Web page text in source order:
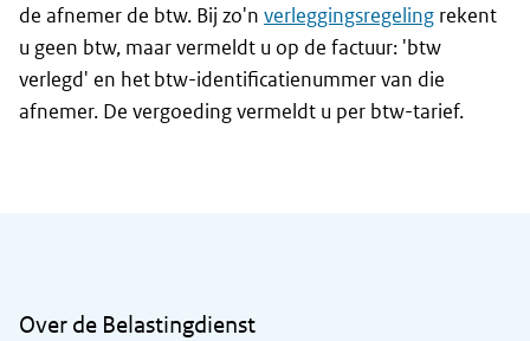
de afnemer de btw. Bij zo'n verleggingsregeling rekent
u geen btw, maar vermeldt u op de factuur: 'btw
verlegd' en het btw-identificatienummer van die
afnemer. De vergoeding vermeldt u per btw-tarief.
Over de Belastingdienst